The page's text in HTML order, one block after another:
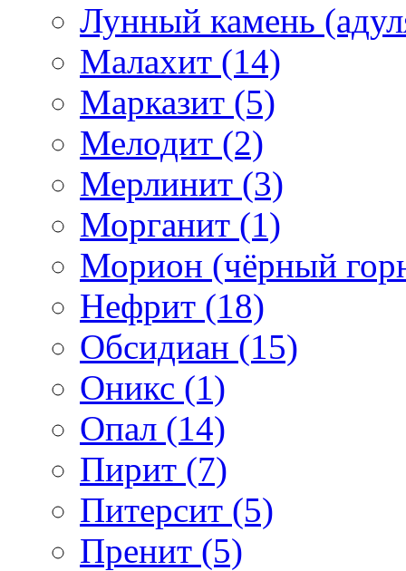
Лунный камень
Малахит (14)
Марказит (5)
Мелодит (2)
Мерлинит (3)
Морганит (1)
Морион (чёрный
Нефрит (18)
Обсидиан (15)
Оникс (1)
Опал (14)
Пирит (7)
Питерсит (5)
Пренит (5)